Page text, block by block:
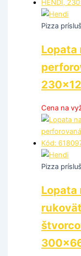
Pizza
Lopata
Cena na
Pizza
Lopata